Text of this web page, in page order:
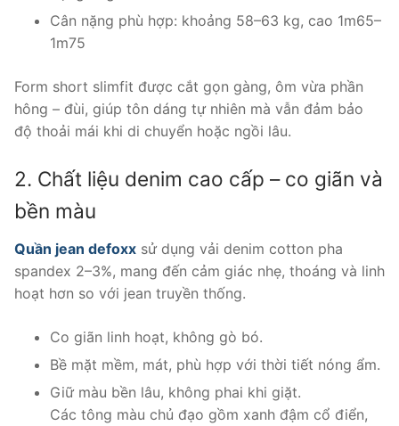
Cân nặng phù hợp: khoảng 58–63 kg, cao 1m65–
1m75
Form short slimfit được cắt gọn gàng, ôm vừa phần
hông – đùi, giúp tôn dáng tự nhiên mà vẫn đảm bảo
độ thoải mái khi di chuyển hoặc ngồi lâu.
2. Chất liệu denim cao cấp – co giãn và
bền màu
Quần jean defoxx sử dụng vải denim cotton pha
spandex 2–3%, mang đến cảm giác nhẹ, thoáng và linh
hoạt hơn so với jean truyền thống.
Co giãn linh hoạt, không gò bó.
Bề mặt mềm, mát, phù hợp với thời tiết nóng ẩm.
Giữ màu bền lâu, không phai khi giặt.
Các tông màu chủ đạo gồm xanh đậm cổ điển,